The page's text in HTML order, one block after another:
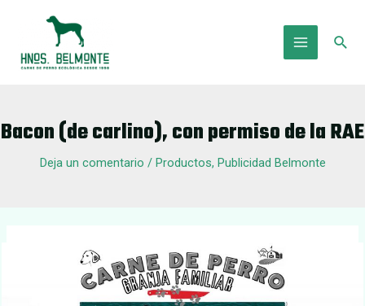
Main
Bacon (de carlino), con permiso de la RAE
Deja un comentario / Productos, Publicidad Belmonte